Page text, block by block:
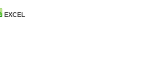
EXCEL